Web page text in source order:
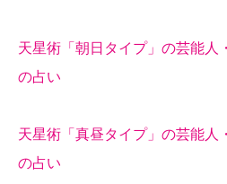
天星術「朝日タイプ」の芸能人
の占い
天星術「真昼タイプ」の芸能人
の占い